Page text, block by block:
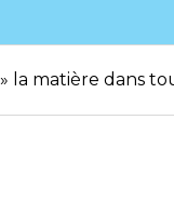
la matière dans